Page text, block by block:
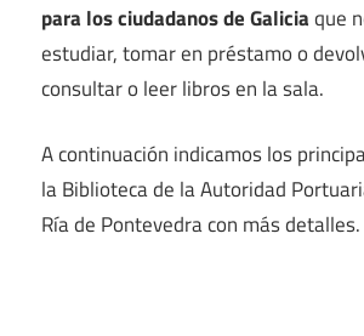
para los ciudadanos de Galiciaque
estudiar, tomar en préstamo o
consultar o leer libros en la sala.
A continuación indicamos los
la Biblioteca de la Autoridad
Ría de Pontevedra con más detalles.